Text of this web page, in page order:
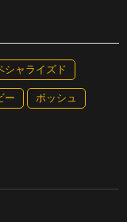
シャライズド
ー ボッシュ